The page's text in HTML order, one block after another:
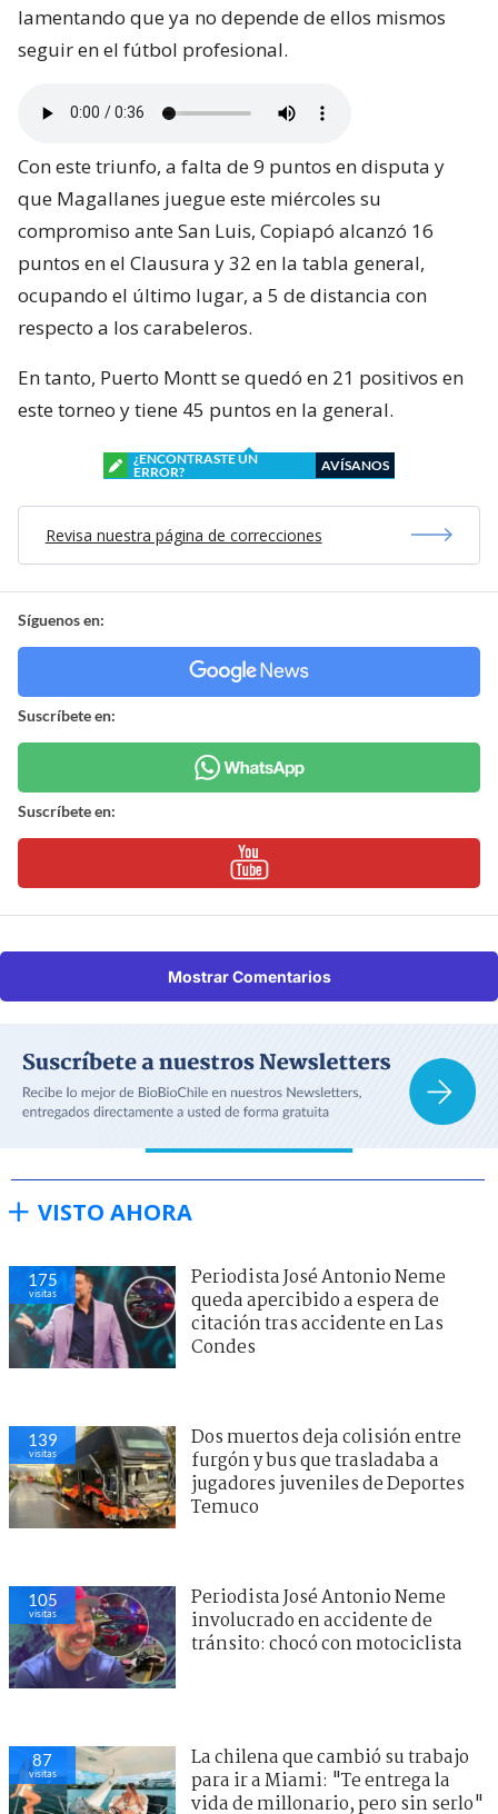
lamentando que ya no depende de ellos mismos
seguir en el fútbol profesional.
Con este triunfo, a falta de 9 puntos en disputa y
que Magallanes juegue este miércoles su
compromiso ante San Luis, Copiapó alcanzó 16
puntos en el Clausura y 32 en la tabla general,
ocupando el último lugar, a 5 de distancia con
respecto a los carabeleros.
En tanto, Puerto Montt se quedó en 21 positivos en
este torneo y tiene 45 puntos en la general.
¿ENCONTRASTE UN
ERROR?
AVÍSANOS
Revisa nuestra página de correcciones
Síguenos en:
Suscríbete en:
Suscríbete en:
Mostrar Comentarios
VISTO AHORA
175
visitas
Periodista José Antonio Neme
queda apercibido a espera de
citación tras accidente en Las
Condes
139
visitas
Dos muertos deja colisión entre
furgón y bus que trasladaba a
jugadores juveniles de Deportes
Temuco
105
visitas
Periodista José Antonio Neme
involucrado en accidente de
tránsito: chocó con motociclista
87
visitas
La chilena que cambió su trabajo
para ir a Miami: "Te entrega la
vida de millonario, pero sin serlo"